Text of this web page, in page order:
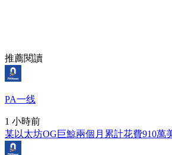
推薦閱讀
PA一线
1 小時前
某以太坊OG巨鯨兩個月累計花費910萬